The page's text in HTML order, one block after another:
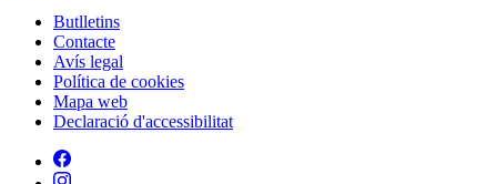
Peu
Butlletins
Contacte
Avís legal
Política de cookies
Mapa web
Declaració d'accessibilitat